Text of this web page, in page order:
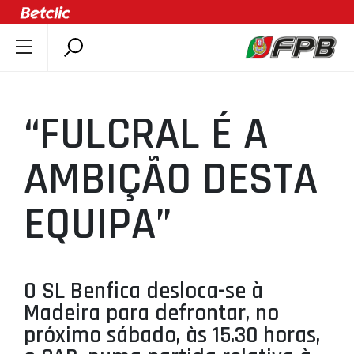
ÚLTIMAS
COMPETIÇÕES
ASSOCIAÇÕES
CLUBES
AGENTES
SELEÇÕES
MINIBASQUETE
“FULCRAL É A
AMBIÇÃO DESTA
EQUIPA”
O SL Benfica desloca-se à
Madeira para defrontar, no
próximo sábado, às 15.30 horas,